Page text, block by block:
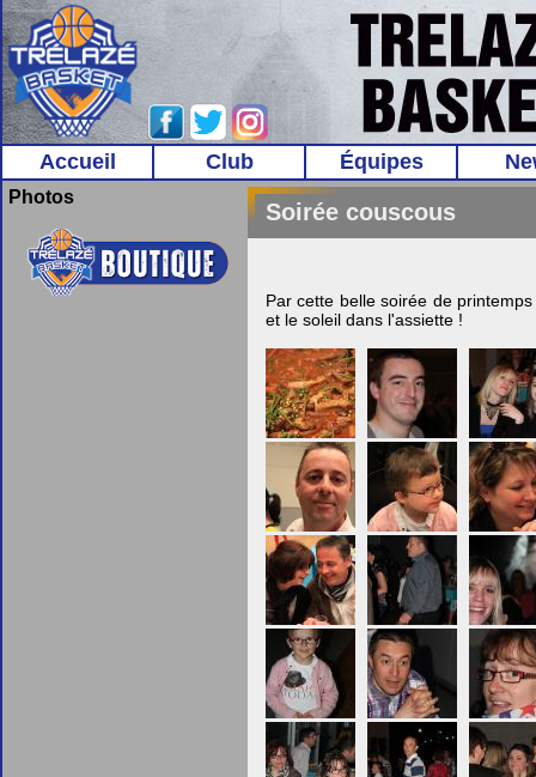
Accueil Club Équipes
Photos
Soirée couscous
Par cette belle soirée de
et le soleil dans l'assiette !